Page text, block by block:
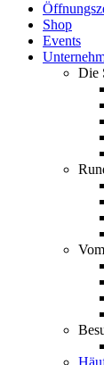
Shop
Events
Die